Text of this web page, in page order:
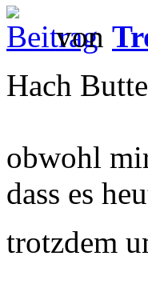
von
Hach
obwohl
dass es
trotzdem